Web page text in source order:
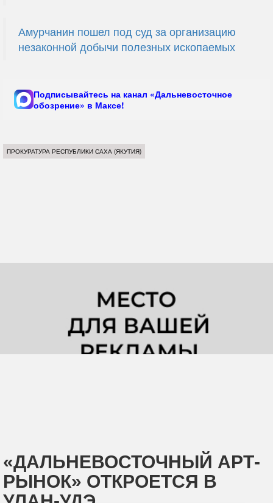
Амурчанин пошел под суд за организацию
незаконной добычи полезных ископаемых
Подписывайтесь на канал «Дальневосточное
обозрение» в Максе!
ПРОКУРАТУРА РЕСПУБЛИКИ САХА (ЯКУТИЯ)
«ДАЛЬНЕВОСТОЧНЫЙ АРТ-
РЫНОК» ОТКРОЕТСЯ В